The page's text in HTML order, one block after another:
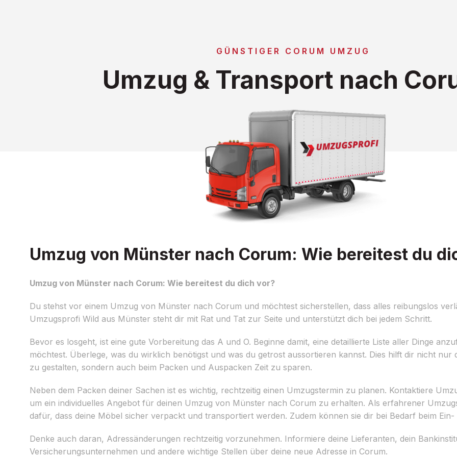
GÜNSTIGER CORUM UMZUG
Umzug & Transport nach
Umzug von Münster nach Corum: Wie bereitest du
Umzug von Münster nach Corum: Wie bereitest du dich vor?
Du stehst vor einem Umzug von Münster nach Corum und möchtest sicherstellen, dass alles reibungslos
Umzugsprofi Wild aus Münster steht dir mit Rat und Tat zur Seite und unterstützt dich bei jedem Schritt.
Bevor es losgeht, ist eine gute Vorbereitung das A und O. Beginne damit, eine detaillierte Liste aller Dinge
möchtest. Überlege, was du wirklich benötigst und was du getrost aussortieren kannst. Dies hilft dir nicht nur
zu gestalten, sondern auch beim Packen und Auspacken Zeit zu sparen.
Neben dem Packen deiner Sachen ist es wichtig, rechtzeitig einen Umzugstermin zu planen. Kontaktiere
um ein individuelles Angebot für deinen Umzug von Münster nach Corum zu erhalten. Als erfahrener
dafür, dass deine Möbel sicher verpackt und transportiert werden. Zudem können sie dir bei Bedarf beim
Denke auch daran, Adressänderungen rechtzeitig vorzunehmen. Informiere deine Lieferanten, dein
Versicherungsunternehmen und andere wichtige Stellen über deine neue Adresse in Corum.